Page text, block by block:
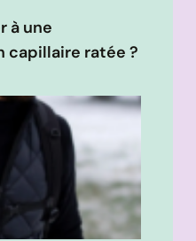
à une
ratée ?